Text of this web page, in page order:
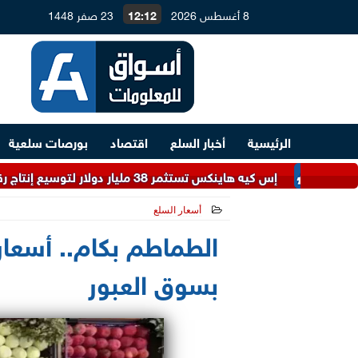
8 أغسطس 2026 12:12 23 صفر 1448
الرئيسية أخبار السلع اقتصاد
بورصات سلعية
إس كيه هاينكس تستثمر 38 مليار دولار لتوسيع إنتاج رقائق الذاكرة وتلبية طلب الذكاء الاصطناعي
أسعار السلع
الطماطم بكام..
بسوق العبور